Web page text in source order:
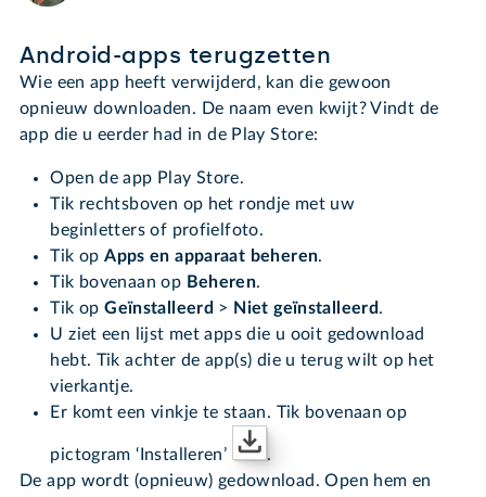
Android-apps terugzetten
Wie een app heeft verwijderd, kan die gewoon
opnieuw downloaden. De naam even kwijt? Vindt de
app die u eerder had in de Play Store:
Open de app Play Store.
Tik rechtsboven op het rondje met uw
beginletters of profielfoto.
Tik opApps en apparaat beheren.
Tik bovenaan op Beheren.
Tik opGeïnstalleerd > Niet geïnstalleerd.
U ziet een lijst met apps die u ooit gedownload
hebt. Tik achter de app(s) die u terug wilt op het
vierkantje.
Er komt een vinkje te staan. Tik bovenaan op
pictogram ‘Installeren’
.
De app wordt (opnieuw) gedownload. Open hem en